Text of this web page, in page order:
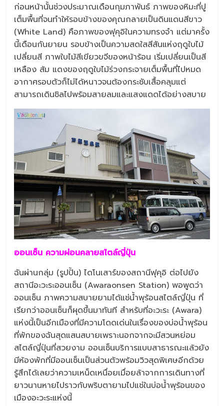
ก่อนหน้านั้นช่วงประมาณเดือนกุมภาพันธ์ ภาพของหิมะที่ปู
เต็มพื้นที่จนทำให้รอบข้างของคุณกลายเป็นดินแดนสีขาว
(White Land) คือภาพของฟุคุอิในความทรงจำ แต่มาครั้ง
นี้เดือนกันยายน รอบข้างเป็นความสดใสสีสันแห่งฤดูใบไม้
เปลี่ยนสี ภาพใบไม้สีเขียวขจีของหน้าร้อน เริ่มเปลี่ยนเป็นสี
เหลือง ส้ม แดงของฤดูใบไม้ร่วงกระจายเต็มพื้นที่ไปหมด
อากาศรอบตัวก็ไม่ได้หนาวจนต้องกระชับเสื้อคลุมแต่
สามารถเดินชิลไปพร้อมสายลมและแสงแดดได้อย่างสบาย
ออนเซ็น ความผ่อนคลายสไตล์ญี่ปุ่น
ฉันผ่านกลุ่ม (รูปปั้น) ไดโนเสาร์ของสถานีฟุคุอิ ต่อไปยัง
สถานีอะวะระออนเซ็น (Awaraonsen Station) พอพูดว่า
ออนเซ็น ภาพความสบายยามได้แช่น้ำพุร้อนสไตล์ญี่ปุ่น ที่
เรียกว่าออนเซ็นก็ผุดขึ้นมาทันที สำหรับที่อะวะระ (Awara)
แห่งนี้เป็นอีกเมืองที่มีความโดดเด่นในเรื่องของบ่อน้ำพุร้อน
ที่พักของฉันสุดแสนสบายเพราะนอกจากจะมีสวนหย่อม
สไตล์ญี่ปุ่นที่สวยงาม ออนเซ็นบริการแบบสาธารณะแล้วยัง
มีห้องพักที่มีออนเซ็นเป็นส่วนตัวพร้อมวิวสุดพิเศษอีกด้วย
รู้สึกได้เลยว่าความเหน็ดเหนื่อยเมื่อยล้าจากการเดินทางที่
ยาวนานหายไปราวกับพริบตายามไปแช่ในบ่อน้ำพุร้อนของ
เมืองอะวะระแห่งนี้